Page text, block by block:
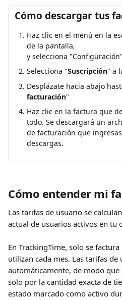
Cómo descargar tus
Haz clic en el menú en la
de la pantalla,
y selecciona "Configuración"
Selecciona "Suscripción" a
Desplázate hacia abajo
facturación"
Haz clic en la factura que
todo. Se descargará un
de facturación que
descargas.
Cómo entender mi
Las tarifas de usuario se
actual de usuarios activos en tu
En TrackingTime, solo se
utilizan cada mes. Las tarifas
automáticamente, de modo
solo por la cantidad exacta de
estado marcado como activo